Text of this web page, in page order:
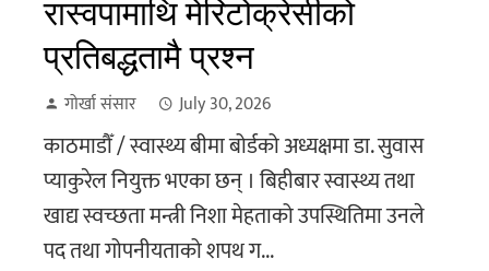
रास्वपामाथि मेरिटोक्रेसीको
प्रतिबद्धतामै प्रश्न
गोर्खा संसार July 30, 2026
काठमाडौँ / स्वास्थ्य बीमा बोर्डको अध्यक्षमा डा. सुवास
प्याकुरेल नियुक्त भएका छन् । बिहीबार स्वास्थ्य तथा
खाद्य स्वच्छता मन्त्री निशा मेहताको उपस्थितिमा उनले
पद तथा गोपनीयताको शपथ ग...